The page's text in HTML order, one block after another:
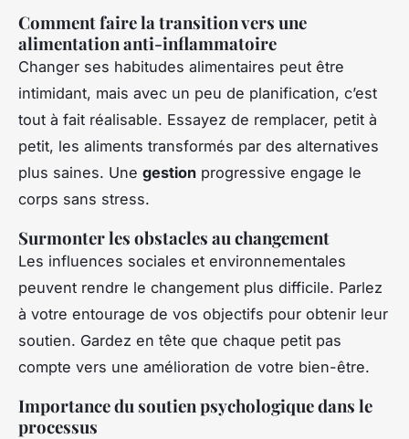
Comment faire la transition vers une
alimentation anti-inflammatoire
Changer ses habitudes alimentaires peut être
intimidant, mais avec un peu de planification, c’est
tout à fait réalisable. Essayez de remplacer, petit à
petit, les aliments transformés par des alternatives
plus saines. Une gestion progressive engage le
corps sans stress.
Surmonter les obstacles au changement
Les influences sociales et environnementales
peuvent rendre le changement plus difficile. Parlez
à votre entourage de vos objectifs pour obtenir leur
soutien. Gardez en tête que chaque petit pas
compte vers une amélioration de votre bien-être.
Importance du soutien psychologique dans le
processus